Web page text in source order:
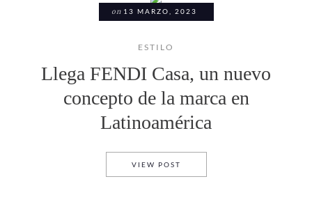
on 13 MARZO, 2023
ESTILO
Llega FENDI Casa, un nuevo
concepto de la marca en
Latinoamérica
VIEW POST